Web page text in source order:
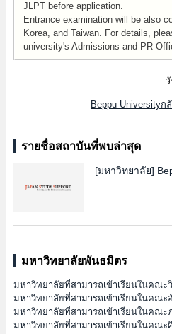
JLPT before application.
Entrance examination will be also
Korea, and Taiwan. For details,
university's Admissions and PR
Beppu University
รายชื่อสถาบันที่พบล่าสุด
[มหาวิทยาลัย]
มหาวิทยาลัยพันธมิตร
มหาวิทยาลัยที่สามารถเข้าเรียนในคณะ
มหาวิทยาลัยที่สามารถเข้าเรียนในคณะ
มหาวิทยาลัยที่สามารถเข้าเรียนในคณะ
มหาวิทยาลัยที่สามารถเข้าเรียนในคณะ